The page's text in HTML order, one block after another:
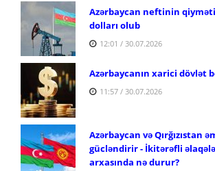
Azərbaycan neftinin qiyməti
dolları olub
12:01 / 30.07.2026
Azərbaycanın xarici dövlət
11:57 / 30.07.2026
Azərbaycan və Qırğızıstan
gücləndirir - İkitərəfli
arxasında nə durur?